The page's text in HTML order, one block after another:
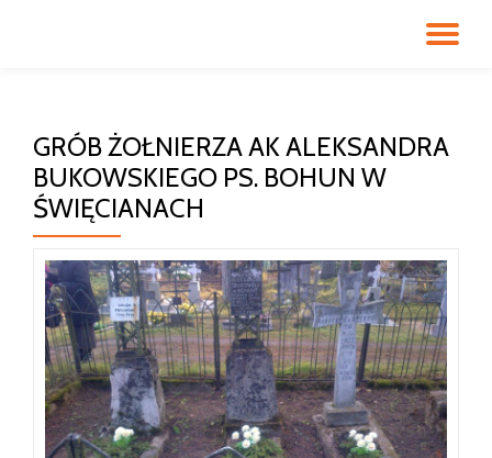
GRÓB ŻOŁNIERZA AK ALEKSANDRA
BUKOWSKIEGO PS. BOHUN W
ŚWIĘCIANACH